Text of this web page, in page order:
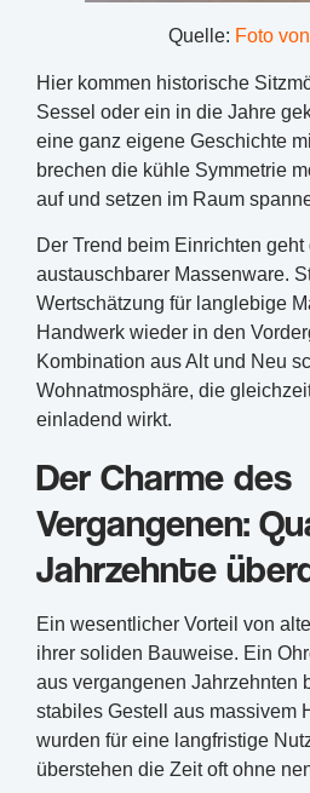
Quelle: Foto
Hier kommen historische
Sessel oder ein in die Jahre
eine ganz eigene Geschichte
brechen die kühle Symmetrie
auf und setzen im Raum
Der Trend beim Einrichten
austauschbarer Massenware.
Wertschätzung für langlebige
Handwerk wieder in den
Kombination aus Alt und Neu
Wohnatmosphäre, die
einladend wirkt.
Der Charme des
Vergangenen:
Jahrzehnte
Ein wesentlicher Vorteil von
ihrer soliden Bauweise. Ein
aus vergangenen Jahrzehnten
stabiles Gestell aus massivem
wurden für eine langfristige
überstehen die Zeit oft ohne